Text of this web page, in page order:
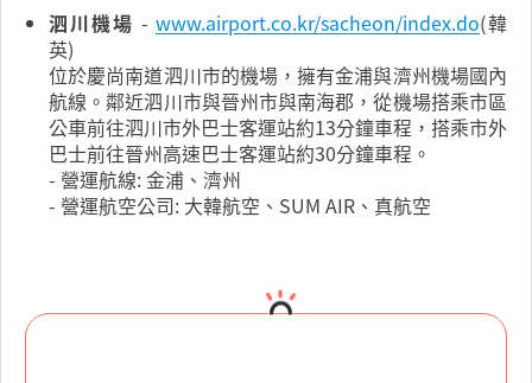
泗川機場 - www.airport.co.kr/sacheon/index.do(韓
英)
位於慶尚南道泗川市的機場，擁有金浦與濟州機場國內
航線。鄰近泗川市與晉州市與南海郡，從機場搭乘市區
公車前往泗川市外巴士客運站約13分鐘車程，搭乘市外
巴士前往晉州高速巴士客運站約30分鐘車程。
- 營運航線: 金浦、濟州
- 營運航空公司: 大韓航空、SUM AIR、真航空